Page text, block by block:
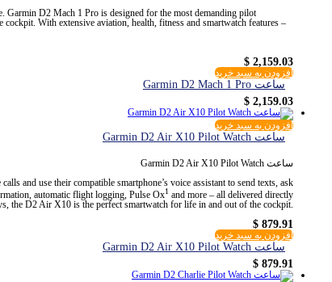
Garmin D2 Mach 1 Pro is designed for the most demanding pilot
With extensive aviation, health, fitness and smartwatch features –
$ 2,159.03
افزودن به سبد خرید
ساعت Garmin D2 Mach 1 Pro
$ 2,159.03
افزودن به سبد خرید
ساعت Garmin D2 Air X10 Pilot Watch
ساعت Garmin D2 Air X10 Pilot Watch
and use their compatible smartphone’s voice assistant to send texts, ask
automatic flight logging, Pulse Ox1 and more – all delivered directly
the D2 Air X10 is the perfect smartwatch for life in and out of the cockpit.
$ 879.91
افزودن به سبد خرید
ساعت Garmin D2 Air X10 Pilot Watch
$ 879.91